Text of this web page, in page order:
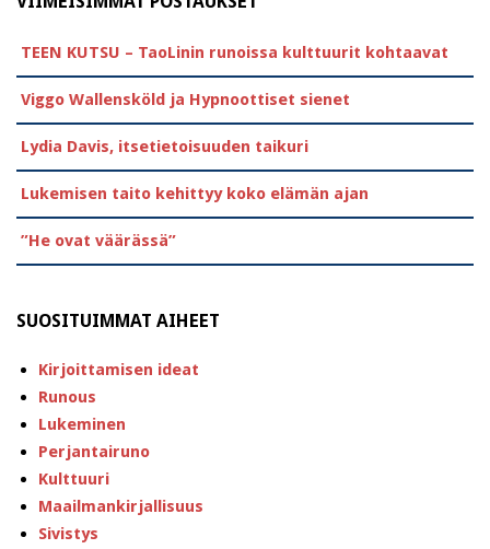
TEEN KUTSU – TaoLinin runoissa kulttuurit kohtaavat
Viggo Wallensköld ja Hypnoottiset sienet
Lydia Davis, itsetietoisuuden taikuri
Lukemisen taito kehittyy koko elämän ajan
”He ovat väärässä”
SUOSITUIMMAT AIHEET
Kirjoittamisen ideat
Runous
Lukeminen
Perjantairuno
Kulttuuri
Maailmankirjallisuus
Sivistys